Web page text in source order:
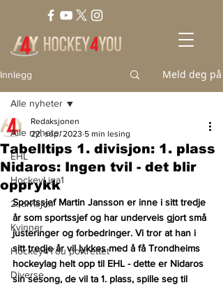
Innlegg Meld deg på
Alle nyheter
EHL
HockeyLiga1
2. divisjon
Kvinner
Hockey4You portrettet
Diverse
Alle nyheter
Tabelltips 1. divisjon: 1. plass
Nidaros: Ingen tvil - det blir
opprykk
Redaksjonen
22. sep. 2023 5 min lesing
Sportssjef Martin Jansson er inne i sitt tredje
år som sportssjef og har underveis gjort små
justeringer og forbedringer. Vi tror at han i
sitt tredje år vil lykkes med å få Trondheims
hockeylag helt opp til EHL - dette er Nidaros
sin sesong, de vil ta 1. plass, spille seg til